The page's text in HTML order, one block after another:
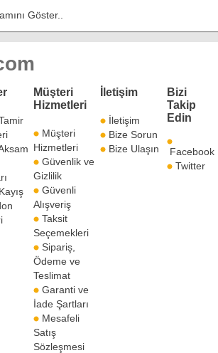
Göster..
Müşteri
Hizmetleri
Müşteri
Hizmetleri
Güvenlik ve
Gizlilik
Güvenli
Alışveriş
Taksit
Seçemekleri
Sipariş,
Ödeme ve
Teslimat
Garanti ve
İade Şartları
Mesafeli
Satış
Sözleşmesi
İletişim
İletişim
Bize Sorun
Bize Ulaşın
Bizi
Takip
Edin
Facebook
Twitter